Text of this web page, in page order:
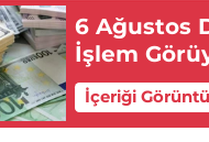
6 Ağustos
İşlem
İçeriği